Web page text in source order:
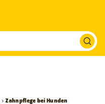
Zahnpflege bei Hunden